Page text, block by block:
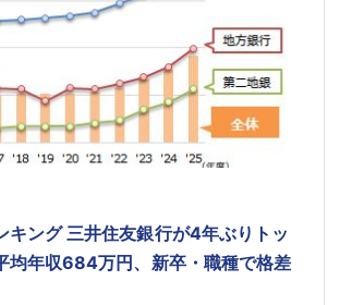
キング 三井住友銀行が4年ぶりトッ
年収684万円、新卒・職種で格差